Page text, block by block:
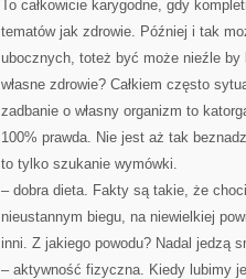
To całkowicie karygodne, gdy
tematów jak zdrowie. Później i tak
ubocznych, toteż być może nieźle
własne zdrowie? Całkiem często
zadbanie o własny organizm to
100% prawda. Nie jest aż tak
to tylko szukanie wymówki.
– dobra dieta. Fakty są takie, że
nieustannym biegu, na niewielkiej
inni. Z jakiego powodu? Nadal jedzą
– aktywność fizyczna. Kiedy lubimy